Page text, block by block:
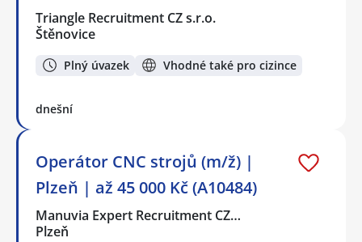
Triangle Recruitment CZ s.r.o.
Štěnovice
Plný úvazek Vhodné také pro cizince
dnešní
Operátor CNC strojů (m/ž) |
Plzeň | až 45 000 Kč (A10484)
Manuvia Expert Recruitment CZ…
Plzeň